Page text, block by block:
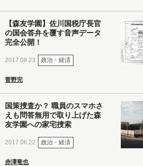
【森友学園】佐川国税庁長官
の国会答弁を覆す音声データ
完全公開！
2017.08.23 政治・経済
菅野完
国策捜査か？ 職員のスマホさ
えも問答無用で取り上げた森
友学園への家宅捜索
2017.06.22 政治・経済
赤澤竜也